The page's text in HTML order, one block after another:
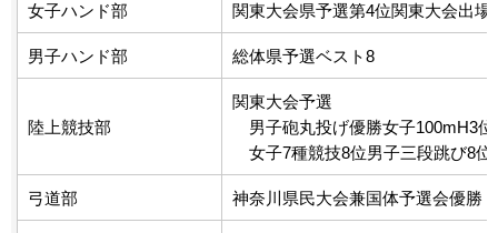
女子ハンド部 関東大会県予選第4位関東大会出場
男子ハンド部 総体県予選ベスト8
陸上競技部
関東大会予選
男子砲丸投げ優勝女子100mH3
女子7種競技8位男子三段跳び8位
弓道部 神奈川県民大会兼国体予選会優勝